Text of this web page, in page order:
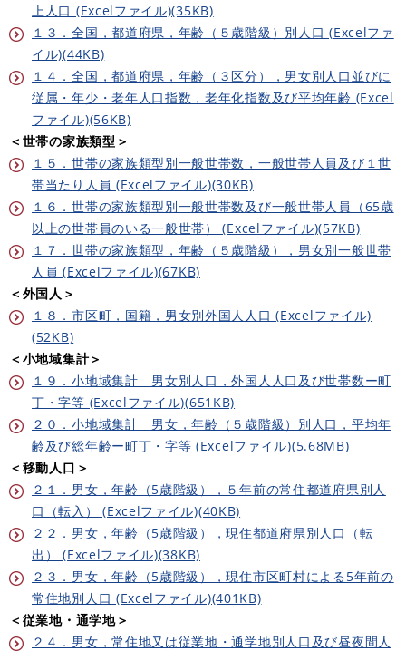
上人口 (Excelファイル)(35KB)
１３．全国，都道府県，年齢（５歳階級）別人口 (Excelファ
イル)(44KB)
１４．全国，都道府県，年齢（３区分），男女別人口並びに
従属・年少・老年人口指数，老年化指数及び平均年齢 (Excel
ファイル)(56KB)
＜世帯の家族類型＞
１５．世帯の家族類型別一般世帯数，一般世帯人員及び１世
帯当たり人員 (Excelファイル)(30KB)
１６．世帯の家族類型別一般世帯数及び一般世帯人員（65歳
以上の世帯員のいる一般世帯） (Excelファイル)(57KB)
１７．世帯の家族類型，年齢（５歳階級），男女別一般世帯
人員 (Excelファイル)(67KB)
＜外国人＞
１８．市区町，国籍，男女別外国人人口 (Excelファイル)
(52KB)
＜小地域集計＞
１９．小地域集計 男女別人口，外国人人口及び世帯数ー町
丁・字等 (Excelファイル)(651KB)
２０．小地域集計 男女，年齢（５歳階級）別人口，平均年
齢及び総年齢ー町丁・字等 (Excelファイル)(5.68MB)
＜移動人口＞
２１．男女，年齢（5歳階級），５年前の常住都道府県別人
口（転入） (Excelファイル)(40KB)
２２．男女，年齢（5歳階級），現住都道府県別人口（転
出） (Excelファイル)(38KB)
２３．男女，年齢（5歳階級），現住市区町村による5年前の
常住地別人口 (Excelファイル)(401KB)
＜従業地・通学地＞
２４．男女，常住地又は従業地・通学地別人口及び昼夜間人